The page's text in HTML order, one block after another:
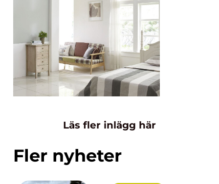
Läs fler inlägg här
Fler nyheter